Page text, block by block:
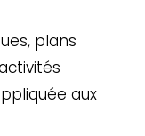
plans
aux